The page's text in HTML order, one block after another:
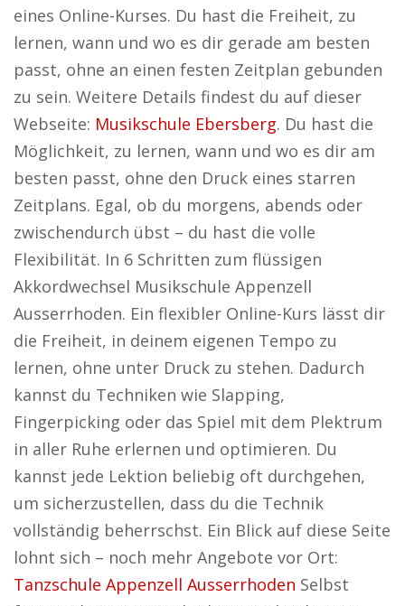
eines Online-Kurses. Du hast die Freiheit, zu
lernen, wann und wo es dir gerade am besten
passt, ohne an einen festen Zeitplan gebunden
zu sein. Weitere Details findest du auf dieser
Webseite: Musikschule Ebersberg. Du hast die
Möglichkeit, zu lernen, wann und wo es dir am
besten passt, ohne den Druck eines starren
Zeitplans. Egal, ob du morgens, abends oder
zwischendurch übst – du hast die volle
Flexibilität. In 6 Schritten zum flüssigen
Akkordwechsel Musikschule Appenzell
Ausserrhoden. Ein flexibler Online-Kurs lässt dir
die Freiheit, in deinem eigenen Tempo zu
lernen, ohne unter Druck zu stehen. Dadurch
kannst du Techniken wie Slapping,
Fingerpicking oder das Spiel mit dem Plektrum
in aller Ruhe erlernen und optimieren. Du
kannst jede Lektion beliebig oft durchgehen,
um sicherzustellen, dass du die Technik
vollständig beherrschst. Ein Blick auf diese Seite
lohnt sich – noch mehr Angebote vor Ort:
Tanzschule Appenzell Ausserrhoden Selbst